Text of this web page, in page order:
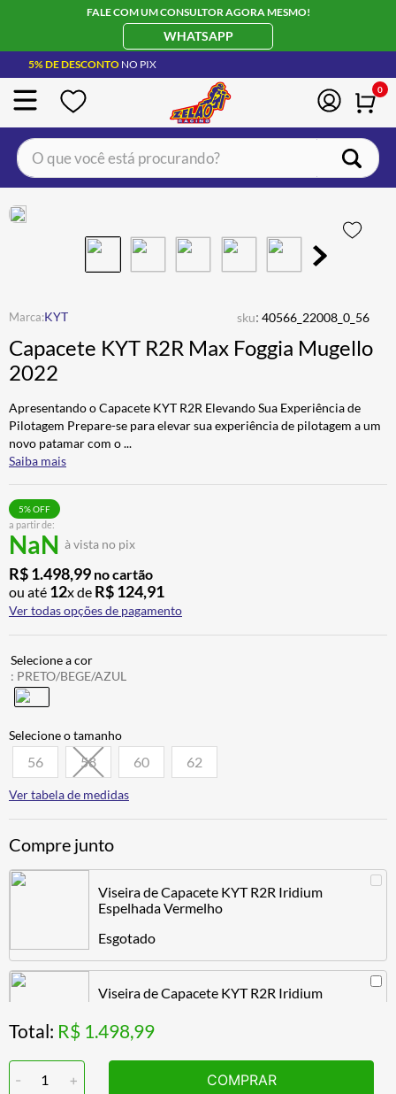
FALE COM UM CONSULTOR AGORA MESMO!
WHATSAPP
5% DE DESCONTO NO PIX
0
O que você está procurando?
KYT sku: 40566_22008_0_56
Capacete KYT R2R Max Foggia Mugello
2022
Apresentando o Capacete KYT R2R Elevando Sua Experiência de
Pilotagem Prepare-se para elevar sua experiência de pilotagem a um
novo patamar com o...
Saiba mais
a partir de:
NaN à vista no pix
5% OFF
R$1.498,99 no cartão
ou até 12x de R$124,91
Ver todas opções de pagamento
: PRETO/BEGE/AZUL
56 58 60 62
Ver tabela de medidas
Compre junto
Viseira de Capacete KYT R2R Iridium
Espelhada Vermelho
Esgotado
Viseira de Capacete KYT R2R Iridium
R$ 263,89
Total: R$ 1.498,99
- 1 + COMPRAR
BOTA
4º ÓCULOS SOLAR
5º LUVA
6º
7º ALPINESTAR
8º AIROH
9º CALÇA
10º